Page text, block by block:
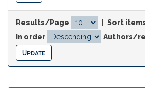
Results/Page
Sort
In order
Authors/